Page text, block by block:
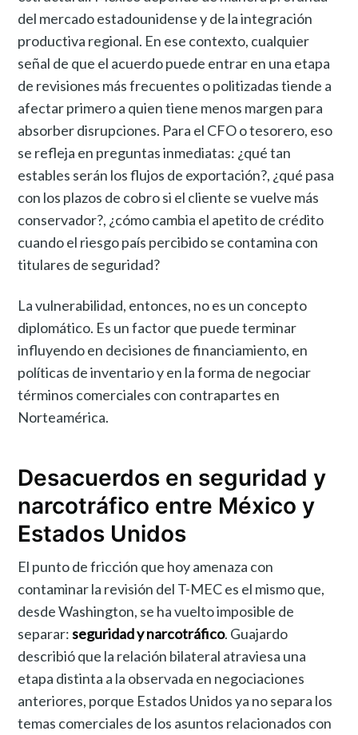
del mercado estadounidense y de la integración
productiva regional. En ese contexto, cualquier
señal de que el acuerdo puede entrar en una etapa
de revisiones más frecuentes o politizadas tiende a
afectar primero a quien tiene menos margen para
absorber disrupciones. Para el CFO o tesorero, eso
se refleja en preguntas inmediatas: ¿qué tan
estables serán los flujos de exportación?, ¿qué pasa
con los plazos de cobro si el cliente se vuelve más
conservador?, ¿cómo cambia el apetito de crédito
cuando el riesgo país percibido se contamina con
titulares de seguridad?
La vulnerabilidad, entonces, no es un concepto
diplomático. Es un factor que puede terminar
influyendo en decisiones de financiamiento, en
políticas de inventario y en la forma de negociar
términos comerciales con contrapartes en
Norteamérica.
Desacuerdos en seguridad y
narcotráfico entre México y
Estados Unidos
El punto de fricción que hoy amenaza con
contaminar la revisión del T-MEC es el mismo que,
desde Washington, se ha vuelto imposible de
separar:seguridad y narcotráfico. Guajardo
describió que la relación bilateral atraviesa una
etapa distinta a la observada en negociaciones
anteriores, porque Estados Unidos ya no separa los
temas comerciales de los asuntos relacionados con